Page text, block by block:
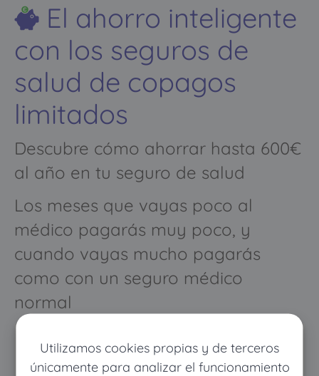
Utilizamos cookies propias y de terceros
únicamente para analizar el funcionamiento
El ahorro inteligente
con los seguros de
salud de copagos
limitados
Descubre cómo ahorrar hasta 600€
al año en tu seguro de salud
Los meses que vayas poco al
médico pagarás muy poco, y
cuando vayas mucho pagarás
como con un seguro médico
normal